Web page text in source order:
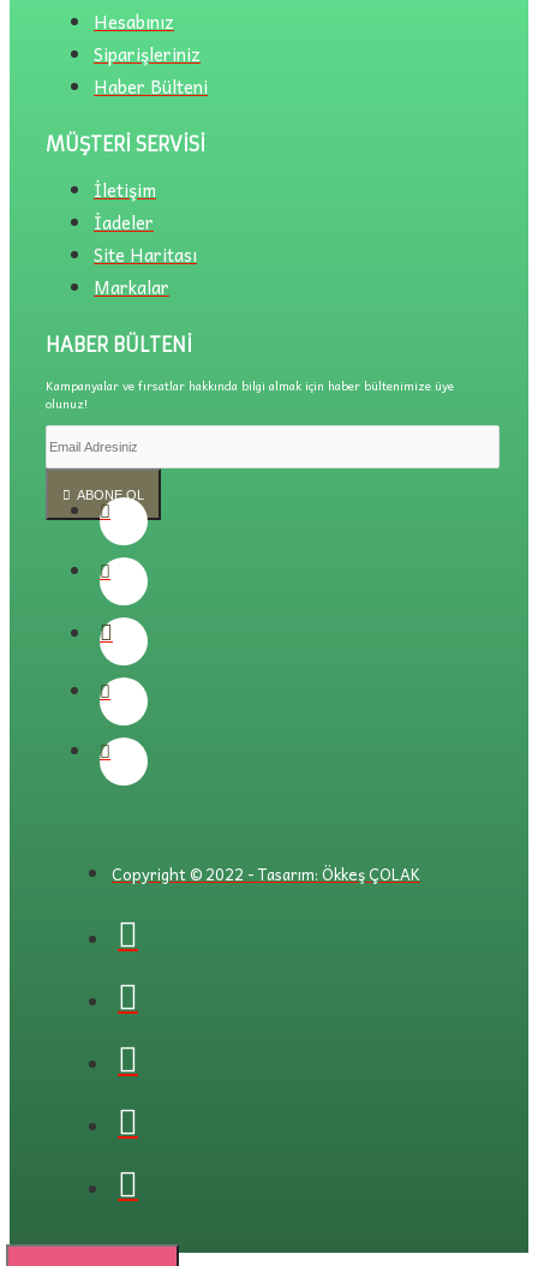
Hesabınız
Siparişleriniz
Haber Bülteni
MÜŞTERI SERVISI
İletişim
İadeler
Site Haritası
Markalar
HABER BÜLTENI
Kampanyalar ve fırsatlar hakkında bilgi almak için haber bültenimize üye
olunuz!
ABONE OL
Copyright © 2022 - Tasarım: Ökkeş ÇOLAK